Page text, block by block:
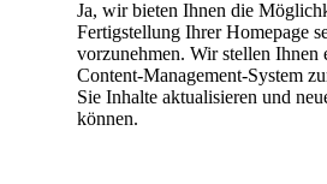
Ja, wir bieten Ihnen die
Fertigstellung Ihrer Homepage
vorzunehmen. Wir stellen Ihnen
Content-Management-System
Sie Inhalte aktualisieren und
können.